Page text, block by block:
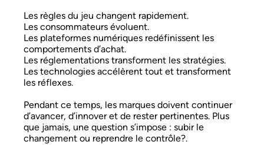
Les règles du jeu changent rapidement.
Les consommateurs évoluent.
Les plateformes numériques redéfinissent les
comportements d’achat.
Les réglementations transforment les stratégies.
Les technologies accélèrent tout et transforment
les réflexes.
Pendant ce temps, les marques doivent continuer
d’avancer, d’innover et de rester pertinentes. Plus
que jamais, une question s’impose : subir le
changement ou reprendre le contrôle?.